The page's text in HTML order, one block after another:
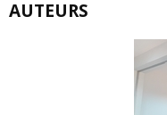
AUTEURS